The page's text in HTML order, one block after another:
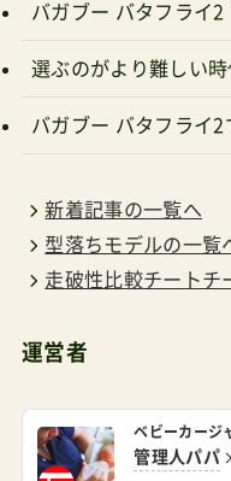
バガブー バタフライ2
選ぶのがより難しい時
バガブー バタフライ2
新着記事の一覧へ
型落ちモデルの一覧
走破性比較チートチ
運営者
ベビーカージ
管理人パパ